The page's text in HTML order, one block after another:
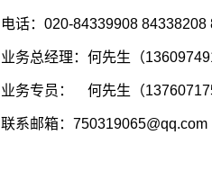
电话：020-84339908 84338208
业务总经理：何先生（
业务专员： 何先生（
联系邮箱：